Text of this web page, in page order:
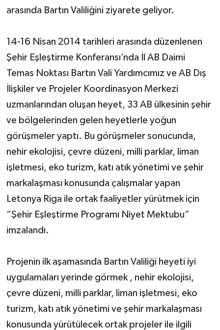
arasında Bartın Valiliğini ziyarete geliyor.
14-16 Nisan 2014 tarihleri arasında düzenlenen
Şehir Eşleştirme Konferansı’nda İl AB Daimi
Temas Noktası Bartın Vali Yardımcımız ve AB Dış
İlişkiler ve Projeler Koordinasyon Merkezi
uzmanlarından oluşan heyet, 33 AB ülkesinin şehir
ve bölgelerinden gelen heyetlerle yoğun
görüşmeler yaptı. Bu görüşmeler sonucunda,
nehir ekolojisi, çevre düzeni, milli parklar, liman
işletmesi, eko turizm, katı atık yönetimi ve şehir
markalaşması konusunda çalışmalar yapan
Letonya Riga ile ortak faaliyetler yürütmek için
“Şehir Eşleştirme Programı Niyet Mektubu”
imzalandı.
Projenin ilk aşamasında Bartın Valiliği heyeti iyi
uygulamaları yerinde görmek , nehir ekolojisi,
çevre düzeni, milli parklar, liman işletmesi, eko
turizm, katı atık yönetimi ve şehir markalaşması
konusunda yürütülecek ortak projeler ile ilgili